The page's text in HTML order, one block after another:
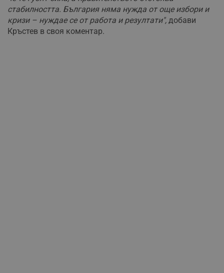
стабилността. България няма нужда от още избори и
кризи – нуждае се от работа и резултати", добави
Кръстев в своя коментар.